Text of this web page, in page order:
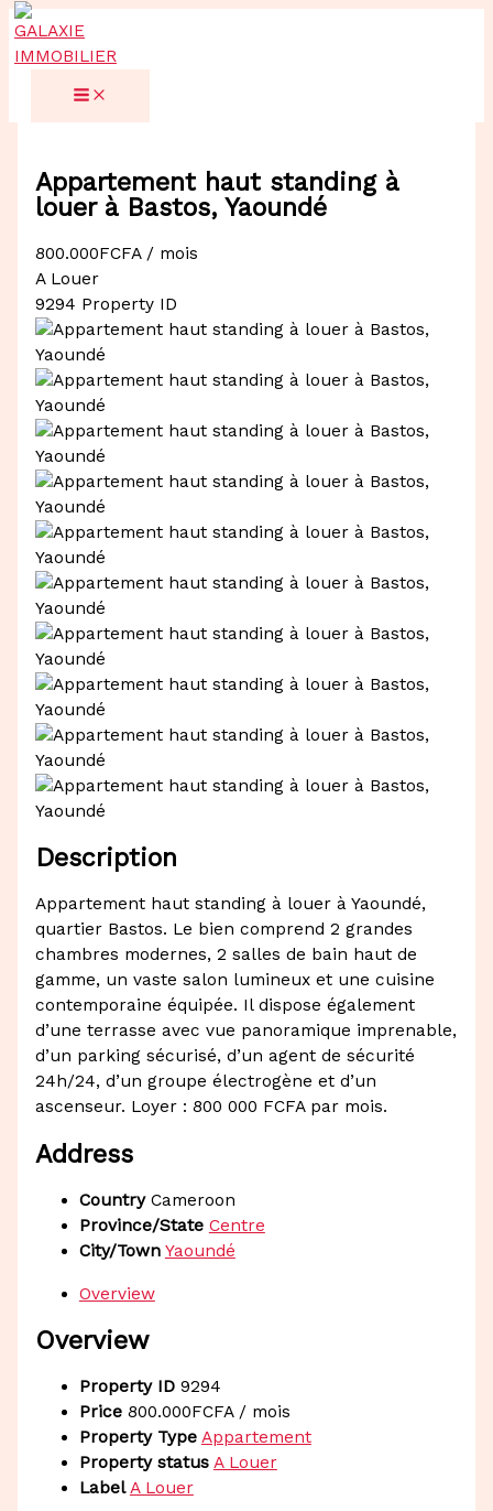
Aller
au
contenu
Appartement haut standing à
louer à Bastos, Yaoundé
800.000FCFA / mois
A Louer
9294 Property ID
Description
Appartement haut standing à louer à Yaoundé,
quartier Bastos. Le bien comprend 2 grandes
chambres modernes, 2 salles de bain haut de
gamme, un vaste salon lumineux et une cuisine
contemporaine équipée. Il dispose également
d’une terrasse avec vue panoramique imprenable,
d’un parking sécurisé, d’un agent de sécurité
24h/24, d’un groupe électrogène et d’un
ascenseur. Loyer : 800 000 FCFA par mois.
Address
Country Cameroon
Province/State Centre
City/Town Yaoundé
Overview
Overview
Property ID 9294
Price 800.000FCFA / mois
Property Type Appartement
Property status A Louer
Label A Louer